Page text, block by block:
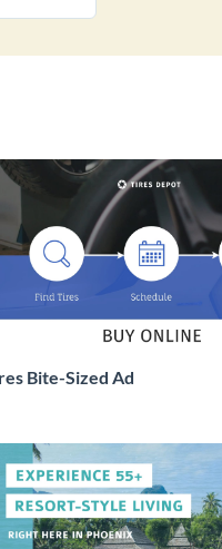
Bite-Sized Ad